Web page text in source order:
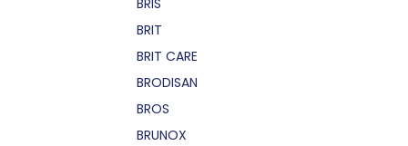
BRIS
BRIT
BRIT CARE
BRODISAN
BROS
BRUNOX